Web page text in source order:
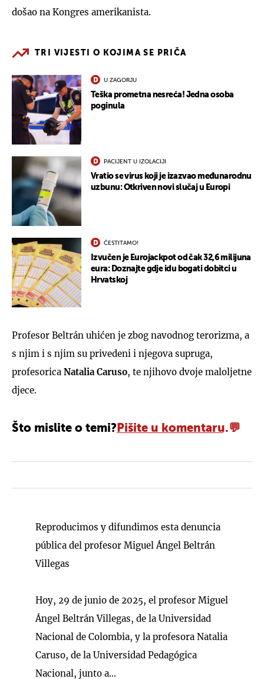
došao na Kongres amerikanista.
TRI VIJESTI O KOJIMA SE PRIČA
U ZAGORJU
Teška prometna nesreća! Jedna osoba
poginula
PACIJENT U IZOLACIJI
Vratio se virus koji je izazvao međunarodnu
uzbunu: Otkriven novi slučaj u Europi
ČESTITAMO!
Izvučen je Eurojackpot od čak 32,6 milijuna
eura: Doznajte gdje idu bogati dobitci u
Hrvatskoj
Profesor Beltrán uhićen je zbog navodnog terorizma, a
s njim i s njim su privedeni i njegova supruga,
profesorica Natalia Caruso, te njihovo dvoje maloljetne
djece.
Što mislite o temi? Pišite u komentaru.
Reproducimos y difundimos esta denuncia
pública del profesor Miguel Ángel Beltrán
Villegas
Hoy, 29 de junio de 2025, el profesor Miguel
Ángel Beltrán Villegas, de la Universidad
Nacional de Colombia, y la profesora Natalia
Caruso, de la Universidad Pedagógica
Nacional, junto a…